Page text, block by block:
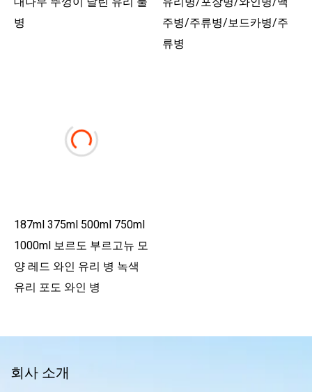
병
주병/주류병/보드카병/주
류병
187ml 375ml 500ml 750ml
1000ml 보르도 부르고뉴 모
양 레드 와인 유리 병 녹색
유리 포도 와인 병
회사 소개